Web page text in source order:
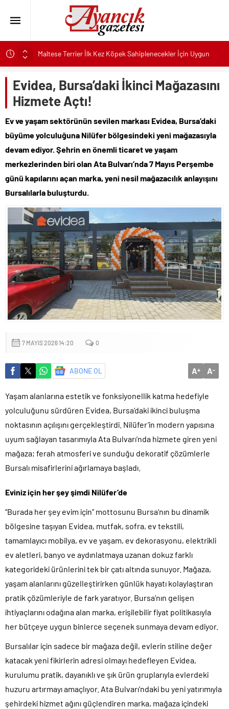
Maltese Terrier İlk Kez Köpek Sahiplenecekler İçin Uygun
Kapadokya Tatilinde Ne Giyilir?
Büyükakın’dan İzmit’in geleceğine yakın takip
Didim Belediyesi’nden Kent Genelinde Yol Bakım ve Onarım
Çalışması
Hastalıktan Ari İşletmelerde Yeni Model Ele Alındı
Kaykay Şampiyonasının Kalbi Osmangazi’de Attı
Didim Belediyesi Üretiyor, Didim Güzelleşiyor
Üsküdar’da Açık Hava Sinema Günleri Nostalji Dolu
Klasiklerle Devam Ediyor
Pnömatik Valf Sistemlerinde Verimli Kullanım İpuçları
Sinop’ta Denize Girilecek 3 Mükemmel Yer
Evidea, Bursa’daki İkinci Mağazasını
Hizmete Açtı!
Ev ve yaşam sektörünün sevilen markası Evidea, Bursa’daki
büyüme yolculuğuna Nilüfer bölgesindeki yeni mağazasıyla
devam ediyor. Şehrin en önemli ticaret ve yaşam
merkezlerinden biri olan Ata Bulvarı’nda 7 Mayıs Perşembe
günü kapılarını açan marka, yeni nesil mağazacılık anlayışını
Bursalılarla buluşturdu.
7 MAYIS 2026 14:20 0
ABONE OL A+ A-
Yaşam alanlarına estetik ve fonksiyonellik katma hedefiyle
yolculuğunu sürdüren Evidea, Bursa’daki ikinci buluşma
noktasının açılışını gerçekleştirdi. Nilüfer’in modern yapısına
uyum sağlayan tasarımıyla Ata Bulvarı’nda hizmete giren yeni
mağaza; ferah atmosferi ve sunduğu dekoratif çözümlerle
Bursalı misafirlerini ağırlamaya başladı.
Eviniz için her şey şimdi Nilüfer’de
“Burada her şey evim için” mottosunu Bursa’nın bu dinamik
bölgesine taşıyan Evidea, mutfak, sofra, ev tekstili,
tamamlayıcı mobilya, ev ve yaşam, ev dekorasyonu, elektrikli
ev aletleri, banyo ve aydınlatmaya uzanan dokuz farklı
kategorideki ürünlerini tek bir çatı altında sunuyor. Mağaza,
yaşam alanlarını güzelleştirirken günlük hayatı kolaylaştıran
pratik çözümleriyle de fark yaratıyor. Bursa’nın gelişen
ihtiyaçlarını odağına alan marka, erişilebilir fiyat politikasıyla
her bütçeye uygun binlerce seçenek sunmaya devam ediyor.
Bursalılar için sadece bir mağaza değil, evlerin stiline değer
katacak yeni fikirlerin adresi olmayı hedefleyen Evidea,
kurulumu pratik, dayanıklı ve şık ürün gruplarıyla evlerdeki
huzuru artırmayı amaçlıyor. Ata Bulvarı’ndaki bu yeni yatırımıyla
şehirdeki hizmet ağını güçlendiren marka, mağaza içindeki